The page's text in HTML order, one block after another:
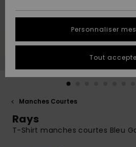
A
Découvrir
A
Découvrir
tailles
obtenir la
à votre
QUIKSILVER
Manches Courtes
Rays
T-Shirt manches courtes Bleu
Personnaliser
Tout